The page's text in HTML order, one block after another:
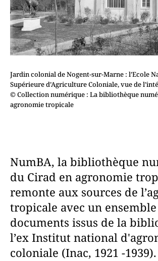
Jardin colonial de Nogent-sur-Marne : l’Ecole
Supérieure d’Agriculture Coloniale, vue de
© Collection numérique : La bibliothèque
agronomie tropicale
NumBA, la bibliothèque
du Cirad en agronomie
remonte aux sources de
tropicale avec un
documents issus de la
l’ex Institut national
coloniale (Inac, 1921 -1939).